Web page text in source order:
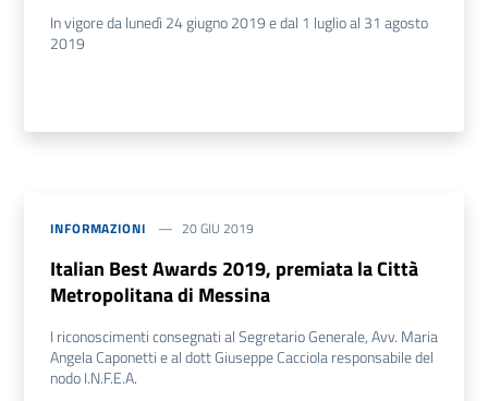
In vigore da lunedì 24 giugno 2019 e dal 1 luglio al 31 agosto
2019
INFORMAZIONI 20 GIU 2019
Italian Best Awards 2019, premiata la Città
Metropolitana di Messina
I riconoscimenti consegnati al Segretario Generale, Avv. Maria
Angela Caponetti e al dott Giuseppe Cacciola responsabile del
nodo I.N.F.E.A.